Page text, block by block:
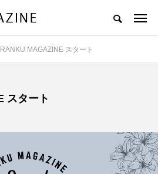
報 お知らせ
ゴリーごとの最新記事
RANKU MAGAZINE スタート
スタート